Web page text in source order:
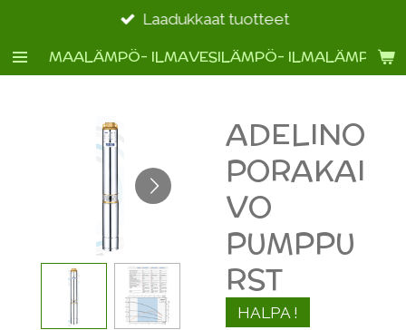
MAALÄMPÖ- ILMAVESILÄMPÖ- ILMALÄMPÖ-
Laadukkaat tuotteet
ADELINO
PORAKAI
VO
PUMPPU
RST
HALPA !